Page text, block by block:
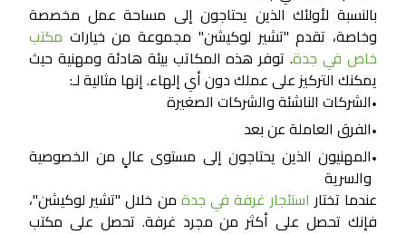
بالنسبة لأولئك الذين يحتاجون إلى مساحة عمل مخصصة
وخاصة، تقدم "تشير لوكيشن" مجموعة من خيارات مكتب
خاص في جدة. توفر هذه المكاتب بيئة هادئة ومهنية حيث
يمكنك التركيز على عملك دون أي إلهاء. إنها مثالية لـ:
•الشركات الناشئة والشركات الصغيرة
•الفرق العاملة عن بعد
•المهنيون الذين يحتاجون إلى مستوى عالٍ من الخصوصية
والسرية
عندما تختار استئجار غرفة في جدة من خلال "تشير لوكيشن"،
فإنك تحصل على أكثر من مجرد غرفة. تحصل على مكتب